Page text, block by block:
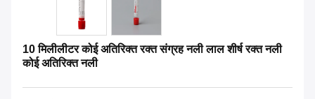
10 मिलीलीटर कोई अतिरिक्त रक्त संग्रह नली लाल शीर्ष रक्त नली
कोई अतिरिक्त नली